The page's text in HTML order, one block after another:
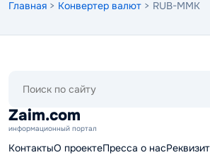
Главная > Конвертер валют > RUB-MMK
сайту
Zaim.com
информационный портал
КонтактыО проектеПресса о нас